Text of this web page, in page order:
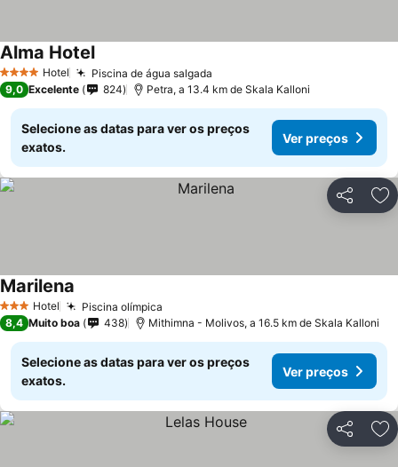
4 EstrelasHotel Piscina de água salgada
Alma Hotel
9,0 Excelente 824 Petra, a 13.4 km de Skala Kalloni
Selecione as datas para ver os preços
exatos.
Ver preços
Partilhar
3 EstrelasHotel Piscina olímpica
Marilena
8,4 Muito boa 438 Mithimna - Molivos, a 16.5 km de Skala Kalloni
Selecione as datas para ver os preços
exatos.
Ver preços
Partilhar